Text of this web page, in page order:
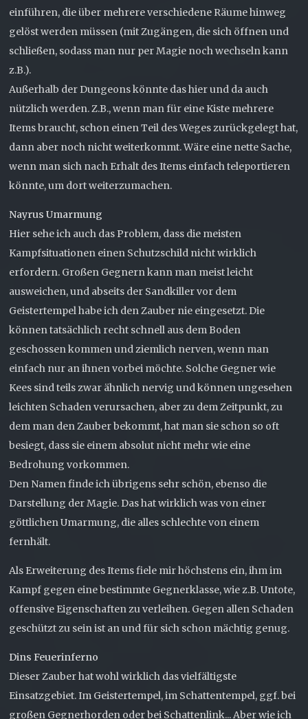
einführen, die über mehrere verschiedene Räume hinweg
gelöst werden müssen (mit Zugängen, die sich öffnen und
schließen, sodass man nur per Magie noch wechseln kann
z.B.).
Außerhalb der Dungeons könnte das hier und da auch
nützlich werden. Z.B., wenn man für eine Kiste mehrere
Items braucht, schon einen Teil des Weges zurückgelegt hat,
dann aber noch nicht weiterkommt. Wäre eine nette Sache,
wenn man sich nach Erhalt des Items einfach teleportieren
könnte, um dort weiterzumachen.
Nayrus Umarmung
Hier sehe ich auch das Problem, dass die meisten
Kampfsituationen einen Schutzschild nicht wirklich
erfordern. Großen Gegnern kann man meist leicht
ausweichen, und abseits der Sandkiller vor dem
Geistertempel habe ich den Zauber nie eingesetzt. Die
können tatsächlich recht schnell aus dem Boden
geschossen kommen und ziemlich nerven, wenn man
einfach nur an ihnen vorbei möchte. Solche Gegner wie
Kees sind teils zwar ähnlich nervig und können ungesehen
leichten Schaden verursachen, aber zu dem Zeitpunkt, zu
dem man den Zauber bekommt, hat man sie schon so oft
besiegt, dass sie einem absolut nicht mehr wie eine
Bedrohung vorkommen.
Den Namen finde ich übrigens sehr schön, ebenso die
Darstellung der Magie. Das hat wirklich was von einer
göttlichen Umarmung, die alles schlechte von einem
fernhält.
Als Erweiterung des Items fiele mir höchstens ein, ihm im
Kampf gegen eine bestimmte Gegnerklasse, wie z.B. Untote,
offensive Eigenschaften zu verleihen. Gegen allen Schaden
geschützt zu sein ist an und für sich schon mächtig genug.
Dins Feuerinferno
Dieser Zauber hat wohl wirklich das vielfältigste
Einsatzgebiet. Im Geistertempel, im Schattentempel, ggf. bei
großen Gegnerhorden oder bei Schattenlink... Aber wie ich